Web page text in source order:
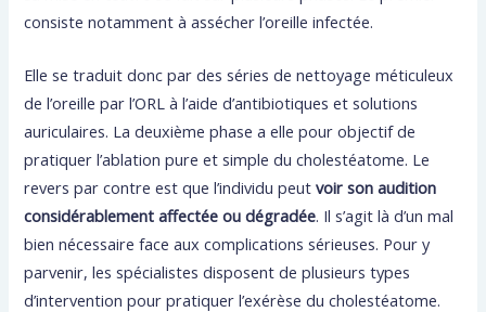
consiste notamment à assécher l’oreille infectée.
Elle se traduit donc par des séries de nettoyage méticuleux
de l’oreille par l’ORL à l’aide d’antibiotiques et solutions
auriculaires. La deuxième phase a elle pour objectif de
pratiquer l’ablation pure et simple du cholestéatome. Le
revers par contre est que l’individu peutvoir son audition
considérablement affectée ou dégradée. Il s’agit là d’un mal
bien nécessaire face aux complications sérieuses. Pour y
parvenir, les spécialistes disposent de plusieurs types
d’intervention pour pratiquer l’exérèse du cholestéatome.